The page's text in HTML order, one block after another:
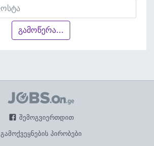
გამოწერა...
შემოგვიერთდით
გამოქვეყნების პირობები